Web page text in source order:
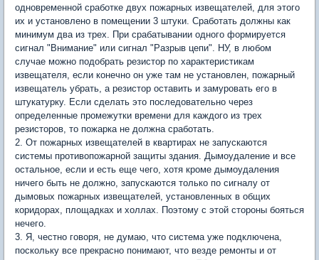
одновременной сработке двух пожарных извещателей, для этого
их и установлено в помещении 3 штуки. Сработать должны как
минимум два из трех. При срабатывании одного формируется
сигнал "Внимание" или сигнал "Разрыв цепи". НУ, в любом
случае можно подобрать резистор по характеристикам
извещателя, если конечно он уже там не установлен, пожарный
извещатель убрать, а резистор оставить и замуровать его в
штукатурку. Если сделать это последовательно через
определенные промежутки времени для каждого из трех
резисторов, то пожарка не должна сработать.
2. От пожарных извещателей в квартирах не запускаются
системы противопожарной защиты здания. Дымоудаление и все
остальное, если и есть еще чего, хотя кроме дымоудаления
ничего быть не должно, запускаются только по сигналу от
дымовых пожарных извещателей, установленных в общих
коридорах, площадках и холлах. Поэтому с этой стороны бояться
нечего.
3. Я, честно говоря, не думаю, что система уже подключена,
поскольку все прекрасно понимают, что везде ремонты и от